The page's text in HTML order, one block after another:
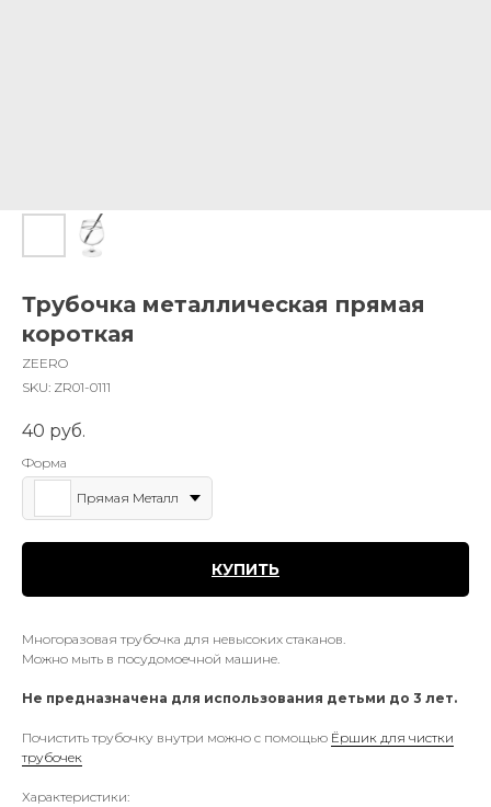
Трубочка металлическая прямая
короткая
ZEERO
SKU: ZR01-0111
40 руб.
Форма
Прямая Металл
КУПИТЬ
Многоразовая трубочка для невысоких стаканов.
Можно мыть в посудомоечной машине.
Не предназначена для использования детьми до 3 лет.
Почистить трубочку внутри можно с помощью Ёршик для чистки
трубочек
Характеристики: